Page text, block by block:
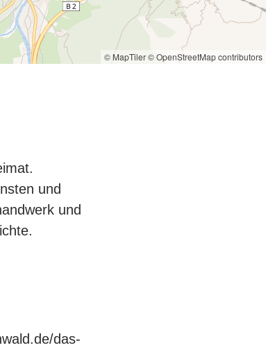
© MapTiler© OpenStreetMap contributors
und
und
das-